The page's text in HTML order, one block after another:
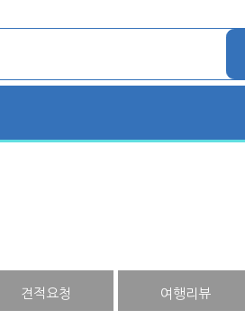
견적요청 여행리뷰